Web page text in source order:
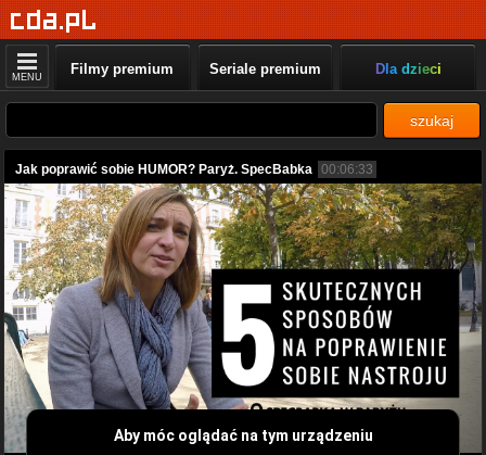
MENU Filmy premium Seriale premium Dla dzieci
szukaj
Jak poprawić sobie HUMOR? Paryż. SpecBabka 00:06:33
Aby móc oglądać na tym urządzeniu